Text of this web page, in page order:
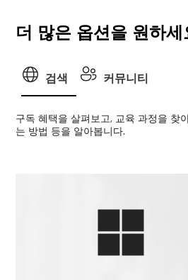
더 많은 옵션을 원하세
검색 커뮤니티
구독 혜택을 살펴보고, 교육 과정을 찾
는 방법 등을 알아봅니다.